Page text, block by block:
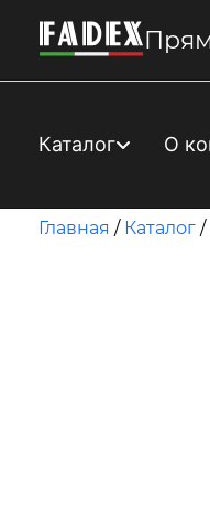
Каталог О
Главная / Каталог /